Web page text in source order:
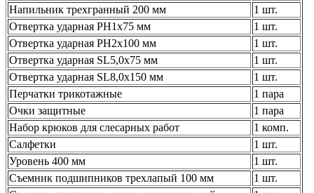
Напильник трехгранный 200 мм
1 шт.
Отвертка ударная PH1х75 мм
1 шт.
Отвертка ударная PH2х100 мм
1 шт.
Отвертка ударная SL5,0х75 мм
1 шт.
Отвертка ударная SL8,0х150 мм
1 шт.
Перчатки трикотажные
1 пара
Очки защитные
1 пара
Набор крюков для слесарных работ
1 комп.
Салфетки
1 шт.
Уровень 400 мм
1 шт.
Съемник подшипников трехлапый 100 мм
1 шт.